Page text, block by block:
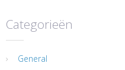
Categorieën
General